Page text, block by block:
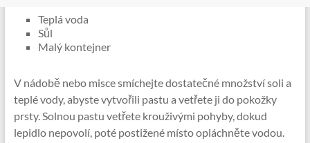
Teplá voda
Sůl
Malý kontejner
V nádobě nebo misce smíchejte dostatečné množství soli a
teplé vody, abyste vytvořili pastu a vetřete ji do pokožky
prsty. Solnou pastu vetřete krouživými pohyby, dokud
lepidlo nepovolí, poté postižené místo opláchněte vodou.